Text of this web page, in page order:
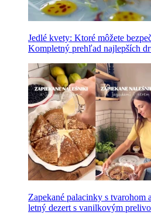
Jedlé kvety: Ktoré môžete
Kompletný prehľad najlepších
Zapekané palacinky s
letný dezert s vanilkovým